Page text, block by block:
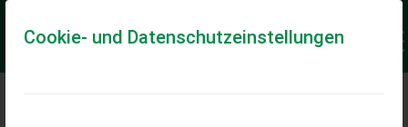
Cookie- und Datenschutzeinstellungen